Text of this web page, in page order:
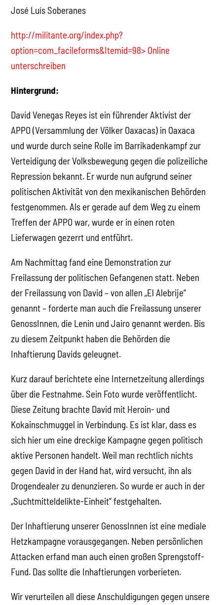
José Luís Soberanes
http://militante.org/index.php?
option=com_facileforms&Itemid=98> Online
unterschreiben
Hintergrund:
David Venegas Reyes ist ein führender Aktivist der
APPO (Versammlung der Völker Oaxacas) in Oaxaca
und wurde durch seine Rolle im Barrikadenkampf zur
Verteidigung der Volksbewegung gegen die polizeiliche
Repression bekannt. Er wurde nun aufgrund seiner
politischen Aktivität von den mexikanischen Behörden
festgenommen. Als er gerade auf dem Weg zu einem
Treffen der APPO war, wurde er in einen roten
Lieferwagen gezerrt und entführt.
Am Nachmittag fand eine Demonstration zur
Freilassung der politischen Gefangenen statt. Neben
der Freilassung von David – von allen „El Alebrije“
genannt – forderte man auch die Freilassung unserer
GenossInnen, die Lenin und Jairo genannt werden. Bis
zu diesem Zeitpunkt haben die Behörden die
Inhaftierung Davids geleugnet.
Kurz darauf berichtete eine Internetzeitung allerdings
über die Festnahme. Sein Foto wurde veröffentlicht.
Diese Zeitung brachte David mit Heroin- und
Kokainschmuggel in Verbindung. Es ist klar, dass es
sich hier um eine dreckige Kampagne gegen politisch
aktive Personen handelt. Weil man rechtlich nichts
gegen David in der Hand hat, wird versucht, ihn als
Drogendealer zu denunzieren. So wurde er auch in der
„Suchtmitteldelikte-Einheit“ festgehalten.
Der Inhaftierung unserer GenossInnen ist eine mediale
Hetzkampagne vorausgegangen. Neben persönlichen
Attacken erfand man auch einen großen Sprengstoff-
Fund. Das sollte die Inhaftierungen vorberieten.
Wir verurteilen all diese Anschuldigungen gegen unsere